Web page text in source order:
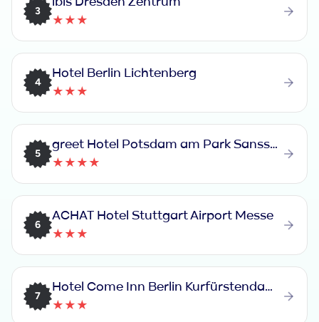
3
★★★
4
Hotel Berlin Lichtenberg
★★★
5
greet Hotel Potsdam am Park Sanssouci
★★★★
6
ACHAT Hotel Stuttgart Airport Messe
★★★
7
Hotel Come Inn Berlin Kurfürstendamm Opera
★★★